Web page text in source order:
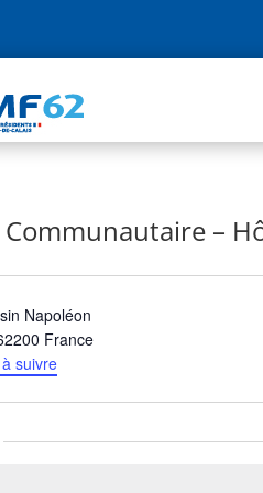
Communautaire –
Napoléon
France
suivre